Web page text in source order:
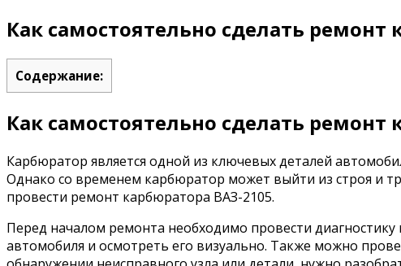
Как самостоятельно сделать
Содержание:
Как самостоятельно сделать
Карбюратор является одной из ключевых деталей
Однако со временем карбюратор может выйти из строя и
провести ремонт карбюратора ВАЗ-2105.
Перед началом ремонта необходимо провести
автомобиля и осмотреть его визуально. Также можно